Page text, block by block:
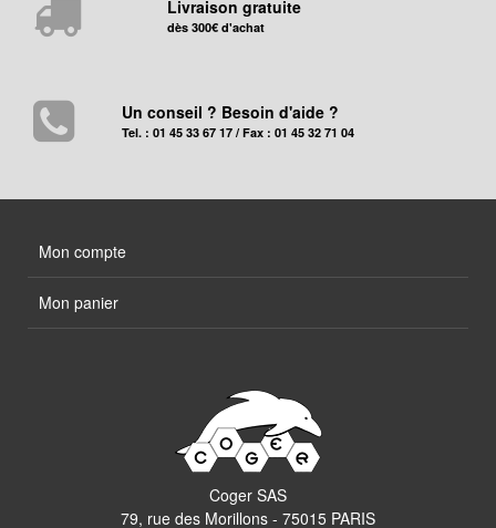
Livraison gratuite
dès 300€ d'achat
Un conseil ? Besoin d'aide ?
Tel. : 01 45 33 67 17 / Fax : 01 45 32 71 04
Mon compte
Mon panier
Coger SAS
79, rue des Morillons - 75015 PARIS